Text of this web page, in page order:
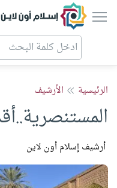
إسلام أون
الرئيسية الأرشيف
أرشيف إسلام أون لاين